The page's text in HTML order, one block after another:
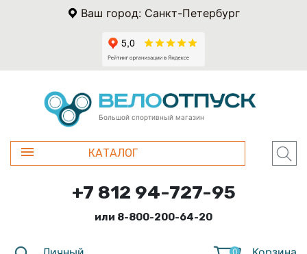
Ваш город: Санкт-Петербург
Большой спортивный магазин
КАТАЛОГ
+7 812 94-727-95
или 8-800-200-64-20
0